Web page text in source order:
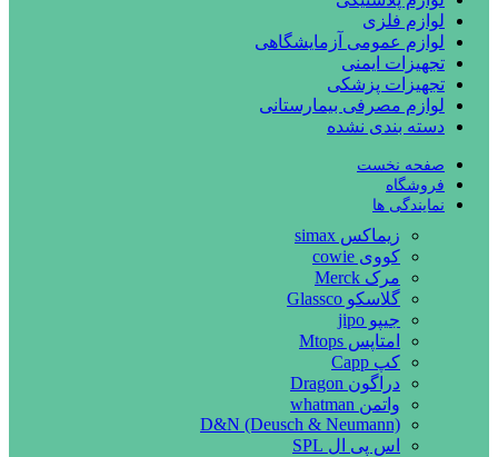
لوازم فلزی
لوازم عمومی آزمایشگاهی
تجهیزات ایمنی
تجهیزات پزشکی
لوازم مصرفی بیمارستانی
دسته بندی نشده
صفحه نخست
فروشگاه
نمایندگی ها
زیماکس simax
کووی cowie
مرک Merck
گلاسکو Glassco
جیپو jipo
امتاپس Mtops
کپ Capp
دراگون Dragon
واتمن whatman
D&N (Deusch & Neumann)
اس پی ال SPL